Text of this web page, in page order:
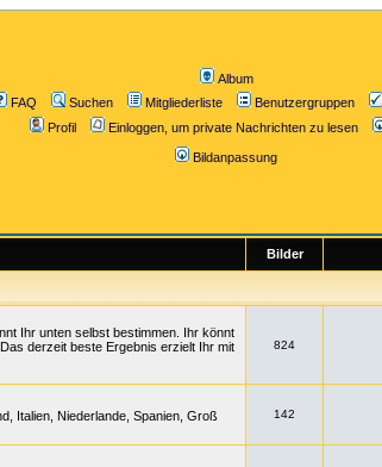
Album
FAQ
Suchen Mitgliederliste Benutzergruppen
Profil
Einloggen, um private Nachrichten zu lesen
Bildanpassung
Bilder
Ihr unten selbst bestimmen. Ihr könnt
derzeit beste Ergebnis erzielt Ihr mit
824
Italien, Niederlande, Spanien, Groß
142